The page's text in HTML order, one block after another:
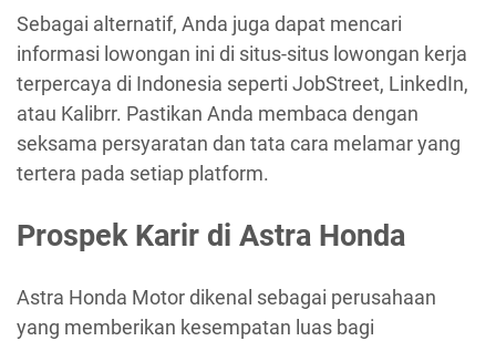
Sebagai alternatif, Anda juga dapat mencari
informasi lowongan ini di situs-situs lowongan kerja
terpercaya di Indonesia seperti JobStreet, LinkedIn,
atau Kalibrr. Pastikan Anda membaca dengan
seksama persyaratan dan tata cara melamar yang
tertera pada setiap platform.
Prospek Karir di Astra Honda
Astra Honda Motor dikenal sebagai perusahaan
yang memberikan kesempatan luas bagi